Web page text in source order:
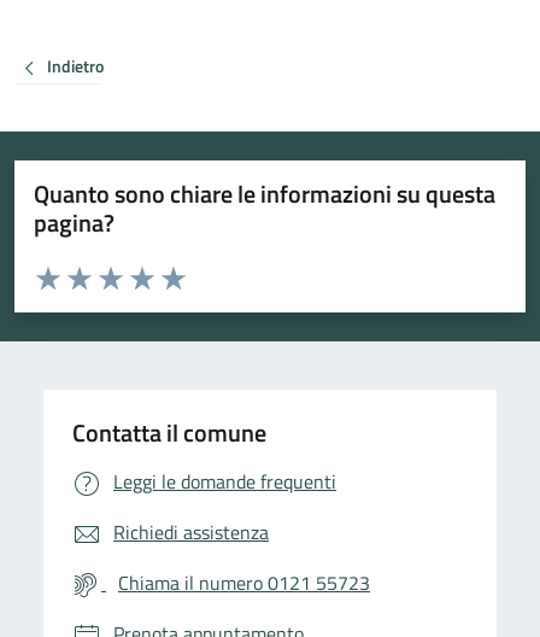
Indietro
Quanto sono chiare le informazioni su questa
pagina?
Valuta da 1 a 5 stelle la pagina
Valuta 5 stelle su 5
Valuta 4 stelle su 5
Valuta 3 stelle su 5
Valuta 2 stelle su 5
Valuta 1 stelle su 5
Contatta il comune
Leggi le domande frequenti
Richiedi assistenza
Chiama il numero 0121 55723